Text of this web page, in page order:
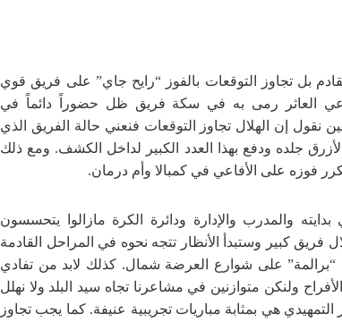
بل تجاوز التوقعات بالفوز “رايح جاي” على فريق قوي
العاثر رمى به في سكة فريق ظل حضوراً دائماً في
نقول إن الهلال تجاوز التوقعات فنعني حالة الفريق الذي
جلده ودفع بهذا العدد الكبير لداخل الكشف. ومع ذلك
فوزه على الأفاعي في كمبالا وأم درمان.
والمدرب والإدارة ودائرة الكرة مازالوا يتحسسون
كبير وستبدأ الأنظار تتجه نحوه في المراحل القادمة
“برالمة” على شوارع العرضة شمال. كذلك لابد من تفادي
ولنكن متوازنين في مشاعرنا تجاه سيد البلد ولا نهلل
هي بمثابة مباريات تجريبية عنيفة. كما يجب تجاوز